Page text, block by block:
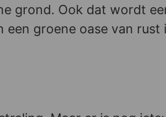
grond. Ook dat wordt
groene oase van